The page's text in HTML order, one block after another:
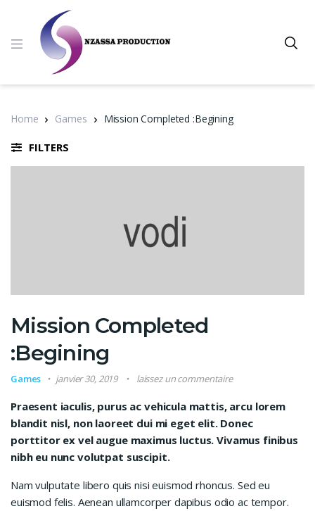
Home Games Mission Completed :Begining
FILTERS
Mission Completed
:Begining
Games janvier 30, 2019 laissez un commentaire
Praesent iaculis, purus ac vehicula mattis, arcu lorem
blandit nisl, non laoreet dui mi eget elit. Donec
porttitor ex vel augue maximus luctus. Vivamus finibus
nibh eu nunc volutpat suscipit.
Nam vulputate libero quis nisi euismod rhoncus. Sed eu
euismod felis. Aenean ullamcorper dapibus odio ac tempor.